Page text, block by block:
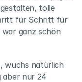
tolle
für Schritt für
war ganz schön
wuchs natürlich
aber nur 24